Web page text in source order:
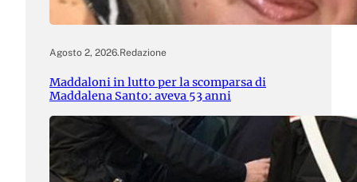
Agosto 2, 2026.Redazione
Maddaloni in lutto per la scomparsa di
Maddalena Santo: aveva 53 anni